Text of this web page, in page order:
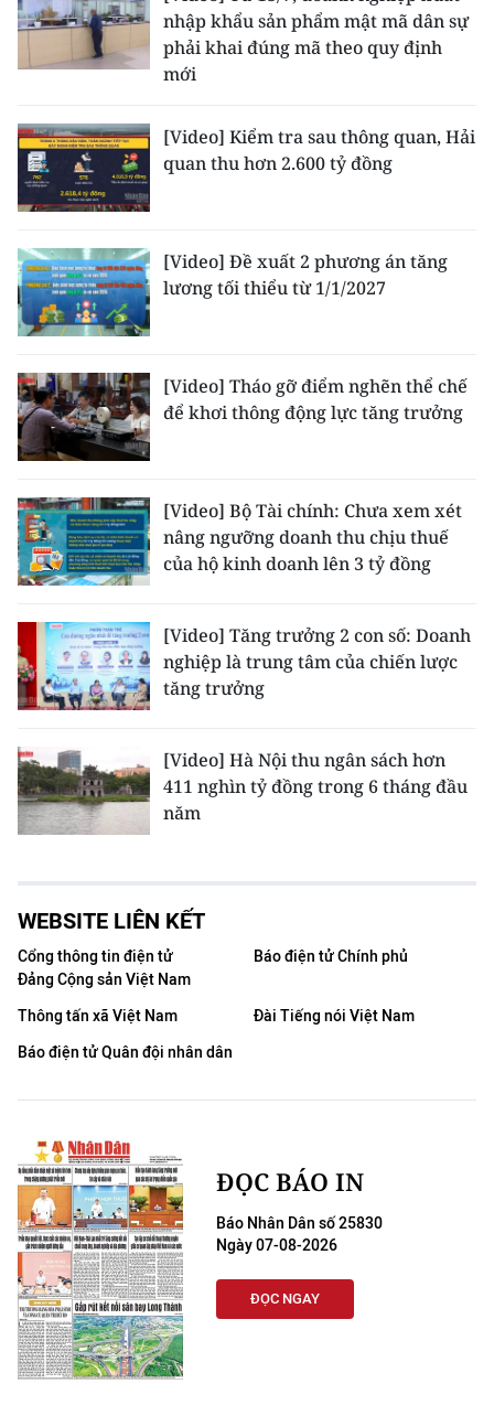
nhập khẩu sản phẩm mật mã dân sự
phải khai đúng mã theo quy định
mới
[Video] Kiểm tra sau thông quan, Hải
quan thu hơn 2.600 tỷ đồng
[Video] Đề xuất 2 phương án tăng
lương tối thiểu từ 1/1/2027
[Video] Tháo gỡ điểm nghẽn thể chế
để khơi thông động lực tăng trưởng
[Video] Bộ Tài chính: Chưa xem xét
nâng ngưỡng doanh thu chịu thuế
của hộ kinh doanh lên 3 tỷ đồng
[Video] Tăng trưởng 2 con số: Doanh
nghiệp là trung tâm của chiến lược
tăng trưởng
[Video] Hà Nội thu ngân sách hơn
411 nghìn tỷ đồng trong 6 tháng đầu
năm
WEBSITE LIÊN KẾT
Cổng thông tin điện tử
Đảng Cộng sản Việt Nam
Báo điện tử Chính phủ
Thông tấn xã Việt Nam
Đài Tiếng nói Việt Nam
Báo điện tử Quân đội nhân dân
ĐỌC BÁO IN
Báo Nhân Dân số 25830
Ngày 07-08-2026
ĐỌC NGAY